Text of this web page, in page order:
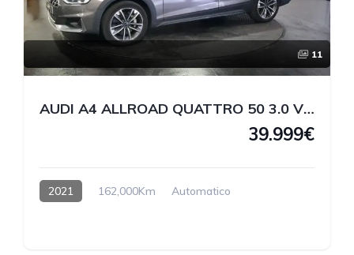
11
AUDI A4 ALLROAD QUATTRO 50 3.0 V6 TDI 286 CV
39.999€
2021 162,000Km Automatico